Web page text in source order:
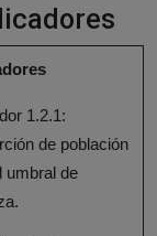
1.2.1:
de población
umbral de